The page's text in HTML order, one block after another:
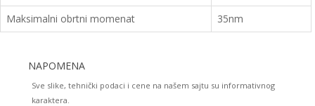
Maksimalni obrtni momenat
35nm
NAPOMENA
Sve slike, tehnički podaci i cene na našem sajtu su informativnog
karaktera.